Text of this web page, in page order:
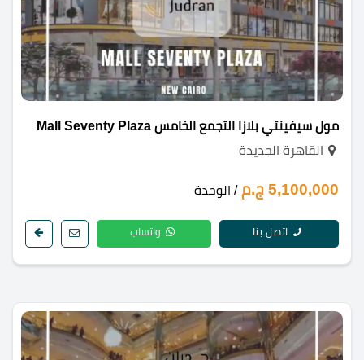
مول سيفينتي بلازا التجمع الخامس Mall Seventy Plaza
القاهرة الجديدة
5,100,000 ج.م / الوحدة
اتصل بنا واتساب